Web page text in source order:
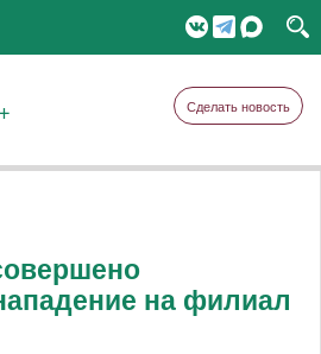
Сделать новость
на филиал